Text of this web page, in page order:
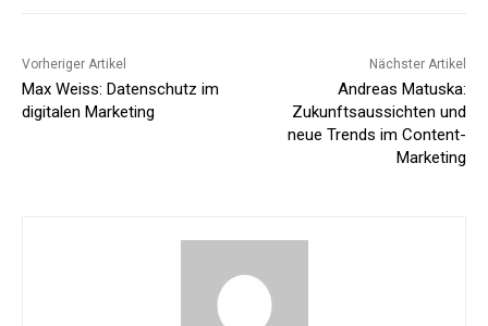
Vorheriger Artikel
Max Weiss: Datenschutz im
digitalen Marketing
Nächster Artikel
Andreas Matuska:
Zukunftsaussichten und
neue Trends im Content-
Marketing